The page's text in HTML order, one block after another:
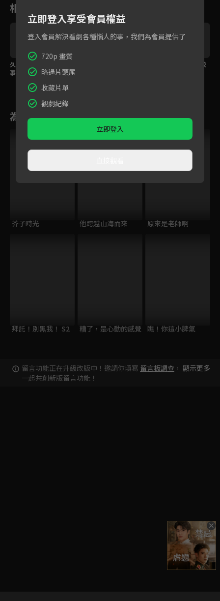
相關花絮
久久不見，回來第一件
事便是找她
曖昧萌芽！每天看這校
為您推薦
芥子時光 他跨越山海而來 原來是老師啊
拜託！別黑我！ S2 糟了，是心動的感覺 瞧！你這小脾氣
留言功能正在升級改版中！邀請你填寫 留言板調查 ，
一起共創新版留言功能！
顯示更多
立即登入享受會員權益
登入會員解決看劇各種惱人的事，我們為會員提供了
720p 畫質
略過片頭尾
收藏片單
觀劇紀錄
立即登入